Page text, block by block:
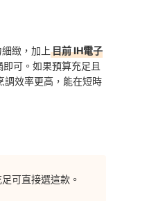
緻，加上目前 IH電子
可。如果預算充足且
調效率更高，能在短時
足可直接選這款。